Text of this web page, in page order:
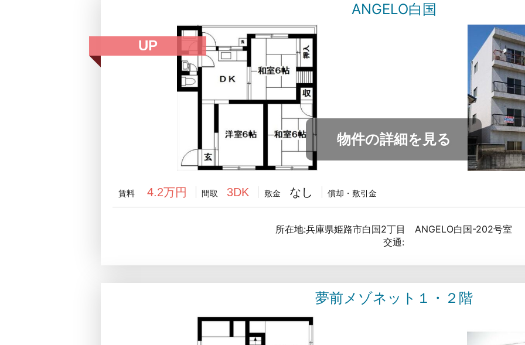
ANGELO白国
UP
物件の詳細を見る
賃料 4.2万円 間取 3DK 敷金 なし 償却・敷引金
所在地:兵庫県姫路市白国2丁目 ANGELO白国-202号室
交通:
夢前メゾネット１・２階